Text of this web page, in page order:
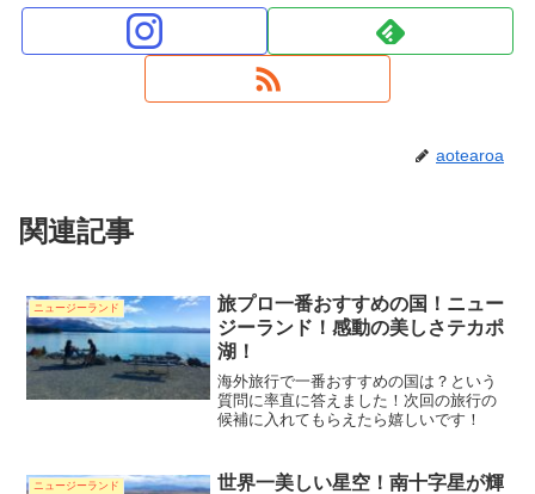
aotearoa
関連記事
ニュージーランド
旅プロ一番おすすめの国！ニュー
ジーランド！感動の美しさテカポ
湖！
海外旅行で一番おすすめの国は？という
質問に率直に答えました！次回の旅行の
候補に入れてもらえたら嬉しいです！
ニュージーランド
世界一美しい星空！南十字星が輝